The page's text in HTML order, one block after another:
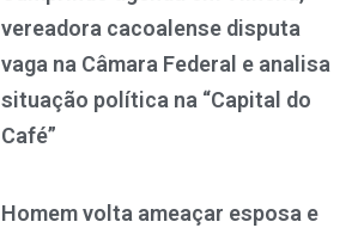
vereadora cacoalense disputa
vaga na Câmara Federal e analisa
situação política na “Capital do
Café”
Homem volta ameaçar esposa e